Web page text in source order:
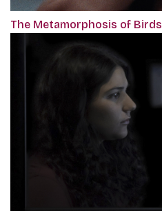
The Metamorphosis of Birds